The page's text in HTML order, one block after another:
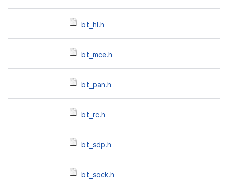
bt_hl.h
bt_mce.h
bt_pan.h
bt_rc.h
bt_sdp.h
bt_sock.h